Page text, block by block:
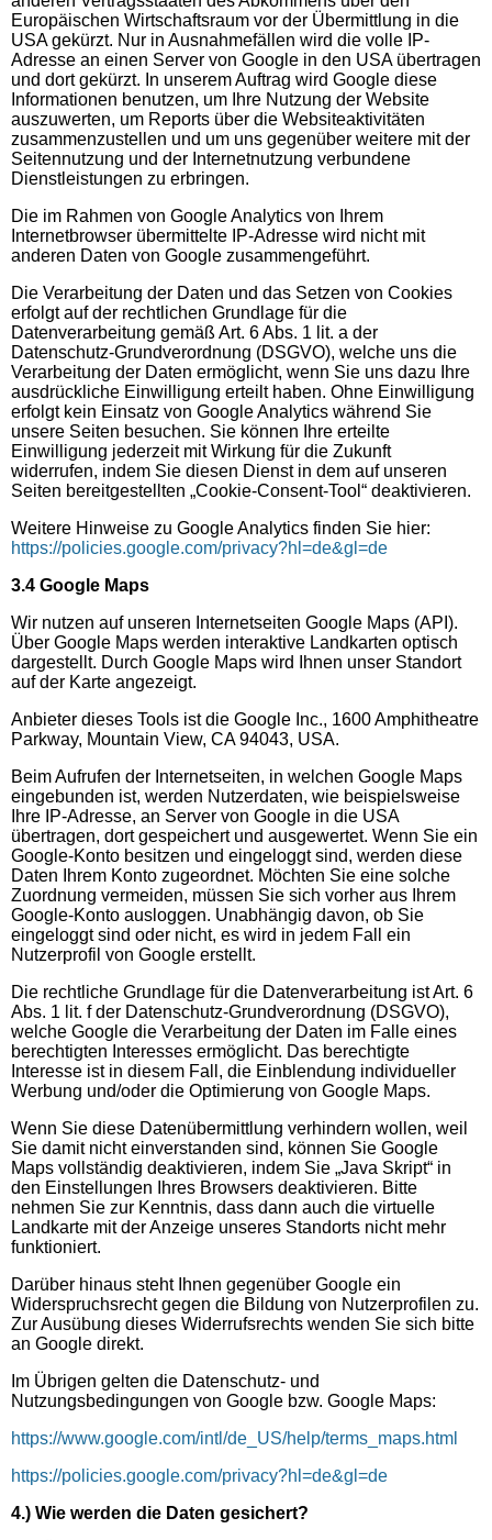
Europäischen Wirtschaftsraum vor der Übermittlung in die
USA gekürzt. Nur in Ausnahmefällen wird die volle IP-
Adresse an einen Server von Google in den USA übertragen
und dort gekürzt. In unserem Auftrag wird Google diese
Informationen benutzen, um Ihre Nutzung der Website
auszuwerten, um Reports über die Websiteaktivitäten
zusammenzustellen und um uns gegenüber weitere mit der
Seitennutzung und der Internetnutzung verbundene
Dienstleistungen zu erbringen.
Die im Rahmen von Google Analytics von Ihrem
Internetbrowser übermittelte IP-Adresse wird nicht mit
anderen Daten von Google zusammengeführt.
Die Verarbeitung der Daten und das Setzen von Cookies
erfolgt auf der rechtlichen Grundlage für die
Datenverarbeitung gemäß Art. 6 Abs. 1 lit. a der
Datenschutz-Grundverordnung (DSGVO), welche uns die
Verarbeitung der Daten ermöglicht, wenn Sie uns dazu Ihre
ausdrückliche Einwilligung erteilt haben. Ohne Einwilligung
erfolgt kein Einsatz von Google Analytics während Sie
unsere Seiten besuchen. Sie können Ihre erteilte
Einwilligung jederzeit mit Wirkung für die Zukunft
widerrufen, indem Sie diesen Dienst in dem auf unseren
Seiten bereitgestellten „Cookie-Consent-Tool“ deaktivieren.
Weitere Hinweise zu Google Analytics finden Sie hier:
https://policies.google.com/privacy?hl=de&gl=de
3.4 Google Maps
Wir nutzen auf unseren Internetseiten Google Maps (API).
Über Google Maps werden interaktive Landkarten optisch
dargestellt. Durch Google Maps wird Ihnen unser Standort
auf der Karte angezeigt.
Anbieter dieses Tools ist die Google Inc., 1600 Amphitheatre
Parkway, Mountain View, CA 94043, USA.
Beim Aufrufen der Internetseiten, in welchen Google Maps
eingebunden ist, werden Nutzerdaten, wie beispielsweise
Ihre IP-Adresse, an Server von Google in die USA
übertragen, dort gespeichert und ausgewertet. Wenn Sie ein
Google-Konto besitzen und eingeloggt sind, werden diese
Daten Ihrem Konto zugeordnet. Möchten Sie eine solche
Zuordnung vermeiden, müssen Sie sich vorher aus Ihrem
Google-Konto ausloggen. Unabhängig davon, ob Sie
eingeloggt sind oder nicht, es wird in jedem Fall ein
Nutzerprofil von Google erstellt.
Die rechtliche Grundlage für die Datenverarbeitung ist Art. 6
Abs. 1 lit. f der Datenschutz-Grundverordnung (DSGVO),
welche Google die Verarbeitung der Daten im Falle eines
berechtigten Interesses ermöglicht. Das berechtigte
Interesse ist in diesem Fall, die Einblendung individueller
Werbung und/oder die Optimierung von Google Maps.
Wenn Sie diese Datenübermittlung verhindern wollen, weil
Sie damit nicht einverstanden sind, können Sie Google
Maps vollständig deaktivieren, indem Sie „Java Skript“ in
den Einstellungen Ihres Browsers deaktivieren. Bitte
nehmen Sie zur Kenntnis, dass dann auch die virtuelle
Landkarte mit der Anzeige unseres Standorts nicht mehr
funktioniert.
Darüber hinaus steht Ihnen gegenüber Google ein
Widerspruchsrecht gegen die Bildung von Nutzerprofilen zu.
Zur Ausübung dieses Widerrufsrechts wenden Sie sich bitte
an Google direkt.
Im Übrigen gelten die Datenschutz- und
Nutzungsbedingungen von Google bzw. Google Maps:
https://www.google.com/intl/de_US/help/terms_maps.html
https://policies.google.com/privacy?hl=de&gl=de
4.) Wie werden die Daten gesichert?